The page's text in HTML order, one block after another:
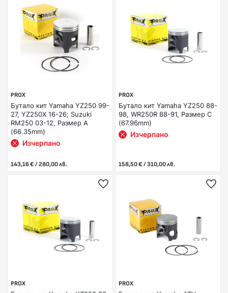
PROX
Бутало кит Yamaha YZ250 99-
27, YZ250X 16-26; Suzuki
RM250 03-12, Размер А
(66.35mm)
Изчерпано
143,16 € / 280,00 лв.
PROX
Бутало кит Yamaha YZ250 88-
98, WR250R 88-91, Размер C
(67.96mm)
Изчерпано
158,50 € / 310,00 лв.
PROX PROX